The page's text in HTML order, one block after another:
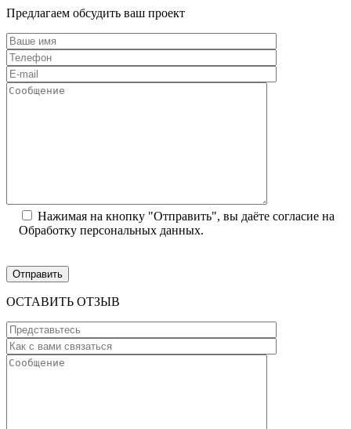
Предлагаем обсудить ваш проект
Нажимая на кнопку "Отправить", вы даёте согласие на
Обработку персональных данных.
ОСТАВИТЬ ОТЗЫВ